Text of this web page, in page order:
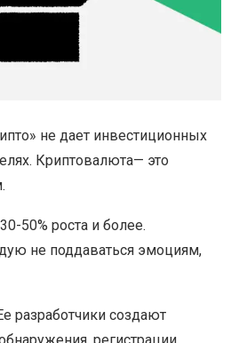
не дает инвестиционных
Криптовалюта— это
50% роста и более.
не поддаваться эмоциям,
разработчики создают
регистрации,